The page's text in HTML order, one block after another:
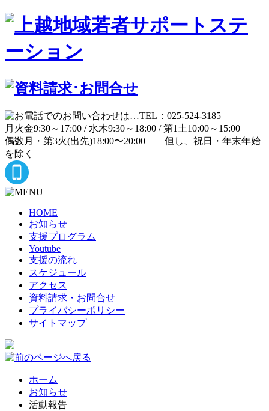
月 火金9:30～17:00 / 水木9:30～18:00 /第1土10:00～15:00
偶数月・第3火(出先)18:00〜20:00 但し、祝日・年末年始
を除く
HOME
お知らせ
支援プログラム
Youtube
支援の流れ
スケジュール
アクセス
資料請求・お問合せ
プライバシーポリシー
サイトマップ
ホーム
お知らせ
活動報告